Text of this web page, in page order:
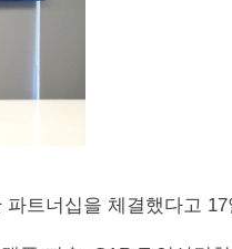
트너십을 체결했다고